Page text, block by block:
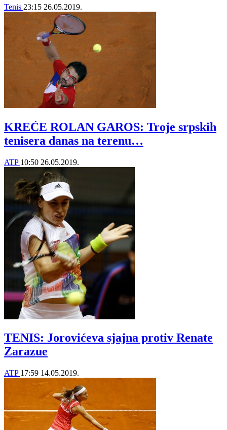
Tenis 23:15 26.05.2019.
KREĆE ROLAN GAROS: Troje srpskih
tenisera danas na terenu…
ATP 10:50 26.05.2019.
TENIS: Jorovićeva sjajna protiv Renate
Zarazue
ATP 17:59 14.05.2019.